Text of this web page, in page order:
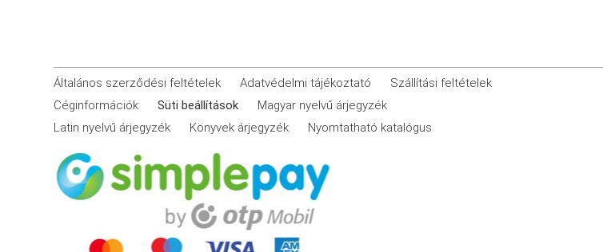
Általános szerződési feltételek Adatvédelmi tájékoztató
Szállítási feltételek
Céginformációk
Süti beállítások
Magyar nyelvű árjegyzék
Latin nyelvű árjegyzék
Könyvek árjegyzék Nyomtatható katalógus